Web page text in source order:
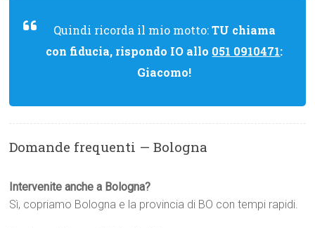
Quindi ricorda il mio motto:TU chiama
con fiducia, rispondo IO allo 051 0910471:
Giacomo!
Domande frequenti — Bologna
Intervenite anche a Bologna?
Sì, copriamo Bologna e la provincia di BO con tempi rapidi.